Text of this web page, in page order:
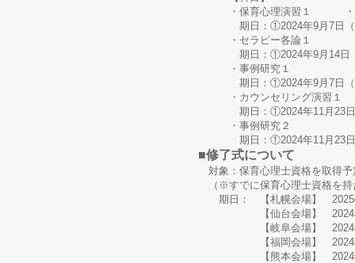
・保育心理演習１ ・保
期日：①2024年9月7日（土
・セラピー各論１ ・セ
期日：①2024年9月14日（
・事例研究１
期日：①2024年9月7日（
・カウンセリング演習１ ・
期日：①2024年11月23日（
・事例研究２
期日：①2024年11月23日（
■修了式について
対象：保育心理士資格を取得予
（※すでに保育心理士資格を持
期日： 【札幌会場】 2025年
【仙台会場】 2024年12
【岐阜会場】 2024年12
【福岡会場】 2024年12
【熊本会場】 2024年12月